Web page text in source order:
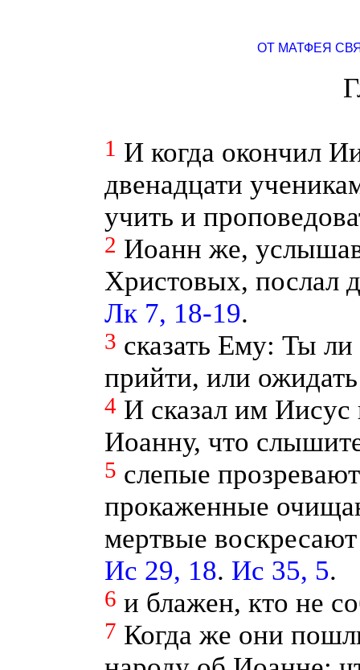
ОТ МАТФЕЯ
1 И когда окончил
двенадцати
учить и
2 Иоанн же,
Христовых, послал
Лк 7, 18-19.
3 сказать Ему: Ты
прийти, или
4 И сказал им Иисус
Иоанну, что
5 слепые
прокаженные
мертвые
Ис 29, 18. Ис 35, 5.
6 и блажен, кто не
7 Когда же они